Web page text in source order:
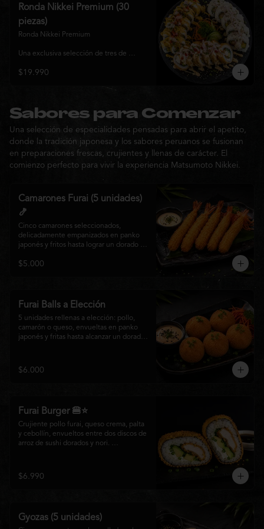
y sabor, ideal para compartir entre 3 y 4
Ronda Nikkei Premium (30
piezas)
Ronda Nikkei Premium
Una exclusiva selección de tres de
elaborados con ingredientes frescos y
pensada para compartir y descubrir la
esencia de Matsumoto Nikkei en cada
bocado.
$19.990
Sabores para Comenzar
Una selección de especialidades pensadas para abrir el apetito,
donde la tradición japonesa y los sabores peruanos se fusionan
en preparaciones frescas, crujientes y llenas de carácter. El
comienzo perfecto para vivir la experiencia Matsumoto Nikkei.
Camarones Furai (5 unidades)
🍤
Cinco camarones seleccionados,
delicadamente empanizados en panko
japonés y fritos hasta lograr un dorado
por dentro, acompañados de nuestra
nikkei.
$5.000
Furai Balls a Elección
5 unidades rellenas a elección: pollo,
camarón o queso, envueltas en panko
japonés y fritas hasta alcanzar un dorado
$6.000
Furai Burger 🍔⭐
Crujiente pollo furai, queso crema, palta
y cebollín, envueltos entre dos discos de
arroz de sushi dorados y nori.
tradición japonesa con el sabor nikkei en
cada bocado.
$6.990
Gyozas (5 unidades)